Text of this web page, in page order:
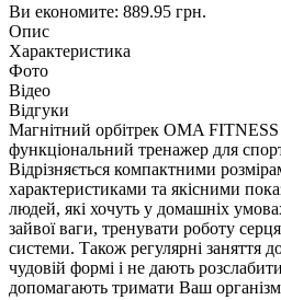
Ви економите: 889.95 грн.
Опис
Характеристика
Фото
Відео
Відгуки
Магнітний орбітрек OMA
функціональний тренажер для
Відрізняється компактними
характеристиками та якісними
людей, які хочуть у домашніх
зайвої ваги, тренувати роботу
системи. Також регулярні заняття
чудовій формі і не дають
допомагають тримати Ваш організм